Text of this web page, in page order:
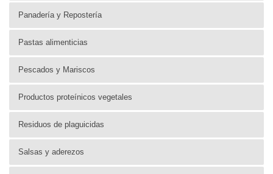
Panadería y Repostería
Pastas alimenticias
Pescados y Mariscos
Productos proteínicos vegetales
Residuos de plaguicidas
Salsas y aderezos